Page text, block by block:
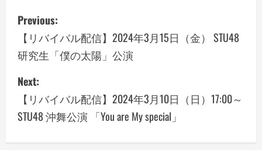
P
o
s
t
n
a
Previous:
【リバイバル配信】2024年3月15日（金） STU48
研究生「僕の太陽」公演
Next:
【リバイバル配信】2024年3月10日（日）17:00～
STU48 沖舞公演 「You are My special」